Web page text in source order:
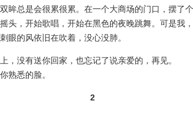
总是会很累很累。在一个大商场的门口，摆了
头，开始歌唱，开始在黑色的夜晚跳舞。可是我
眼的风依旧在吹着，没心没肺。
没有送你回家，也忘记了说亲爱的，再见。
悉的脸。
2